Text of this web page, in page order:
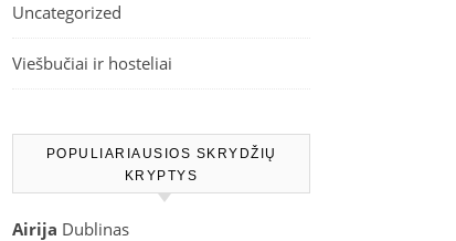
Uncategorized
Viešbučiai ir hosteliai
POPULIARIAUSIOS SKRYDŽIŲ
KRYPTYS
Airija Dublinas